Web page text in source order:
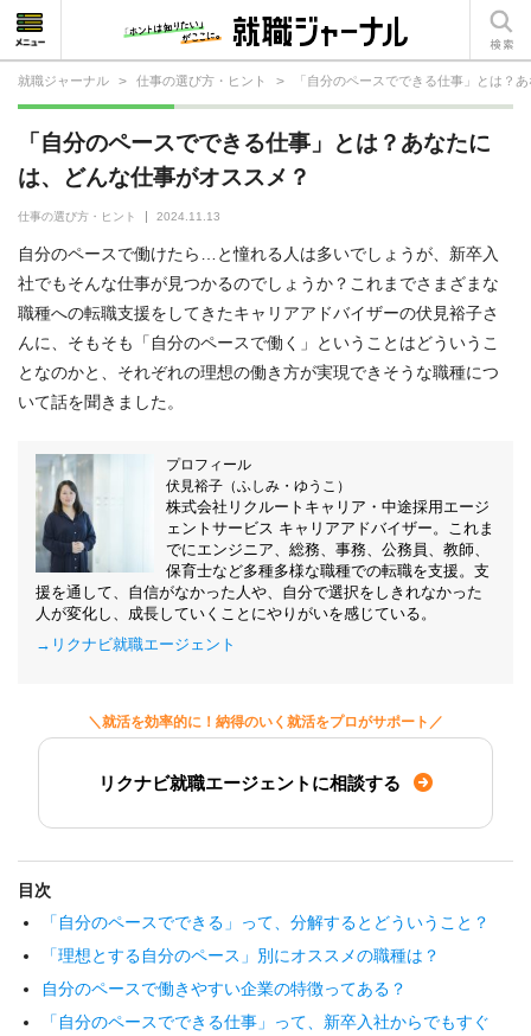
就職ジャーナル > 仕事の選び方・ヒント > 「自分のペースでできる仕事」とは？
「自分のペースでできる仕事」とは？あなたに
は、どんな仕事がオススメ？
仕事の選び方・ヒント 2024.11.13
自分のペースで働けたら…と憧れる人は多いでしょうが、新卒入
社でもそんな仕事が見つかるのでしょうか？これまでさまざまな
職種への転職支援をしてきたキャリアアドバイザーの伏見裕子さ
んに、そもそも「自分のペースで働く」ということはどういうこ
となのかと、それぞれの理想の働き方が実現できそうな職種につ
いて話を聞きました。
プロフィール
伏見裕子（ふしみ・ゆうこ）
株式会社リクルートキャリア・中途採用エージ
ェントサービス キャリアアドバイザー。これま
でにエンジニア、総務、事務、公務員、教師、
保育士など多種多様な職種での転職を支援。支
援を通して、自信がなかった人や、自分で選択をしきれなかった
人が変化し、成長していくことにやりがいを感じている。
→リクナビ就職エージェント
＼就活を効率的に！納得のいく就活をプロがサポート／
リクナビ就職エージェントに相談する
目次
「自分のペースでできる」って、分解するとどういうこと？
「理想とする自分のペース」別にオススメの職種は？
自分のペースで働きやすい企業の特徴ってある？
「自分のペースでできる仕事」って、新卒入社からでもすぐ
就活相談
就活ノウハウ
仕事の選び方・ヒント
仕事とは？
就活コラム